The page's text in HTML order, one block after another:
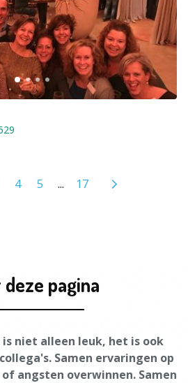
4 5 ... 17
deze pagina
niet alleen leuk, het is ook
Samen ervaringen op
angsten overwinnen. Samen